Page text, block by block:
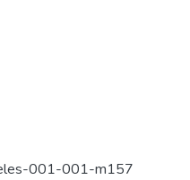
001-001-m157